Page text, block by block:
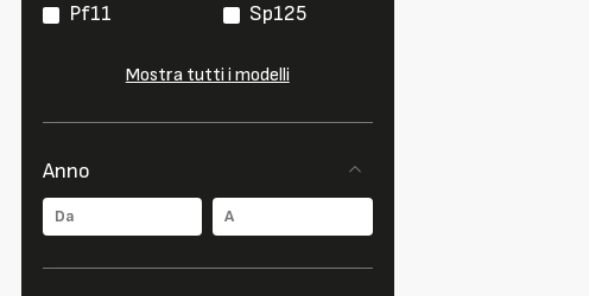
Pf11 Sp125
Mostra tutti i modelli
Anno